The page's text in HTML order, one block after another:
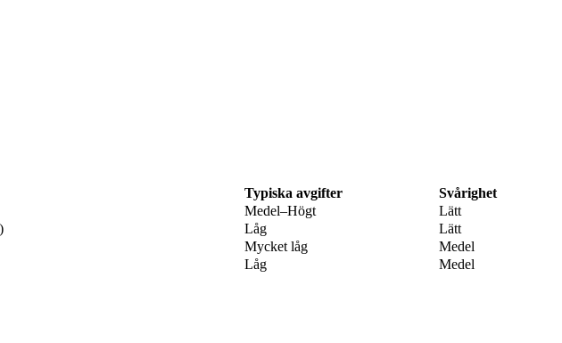
Typiska avgifter
Svårighet
Medel–Högt
Lätt
Låg
Lätt
Mycket låg
Medel
Låg Medel